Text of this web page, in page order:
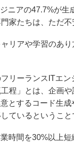
ニアの47.7%が
家たちは、ただ
リアや学習のあ
リーランスITエ
程」とは、企画
とするコード生
ているということ
時間を30%以上